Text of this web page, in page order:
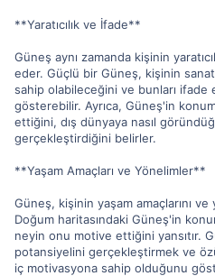
**Yaratıcılık ve İfade**
Güneş aynı zamanda kişinin
eder. Güçlü bir Güneş, kişinin
sahip olabileceğini ve bunları
gösterebilir. Ayrıca, Güneş'in
ettiğini, dış dünyaya nasıl
gerçekleştirdiğini belirler.
**Yaşam Amaçları ve Yönelimler**
Güneş, kişinin yaşam amaçlarını
Doğum haritasındaki Güneş'in
neyin onu motive ettiğini yansıtır.
potansiyelini gerçekleştirmek ve
iç motivasyona sahip olduğunu